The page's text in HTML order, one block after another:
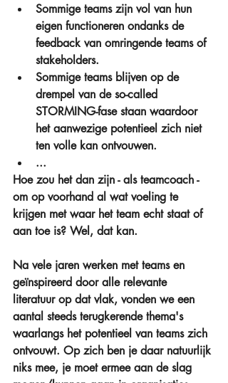
Sommige teams zijn vol van hun
eigen functioneren ondanks de
feedback van omringende teams of
stakeholders.
Sommige teams blijven op de
drempel van de so-called
STORMING-fase staan waardoor
het aanwezige potentieel zich niet
ten volle kan ontvouwen.
...
Hoe zou het dan zijn - als teamcoach -
om op voorhand al wat voeling te
krijgen met waar het team echt staat of
aan toe is? Wel, dat kan.
Na vele jaren werken met teams en
geïnspireerd door alle relevante
literatuur op dat vlak, vonden we een
aantal steeds terugkerende thema's
waarlangs het potentieel van teams zich
ontvouwt. Op zich ben je daar natuurlijk
niks mee, je moet ermee aan de slag